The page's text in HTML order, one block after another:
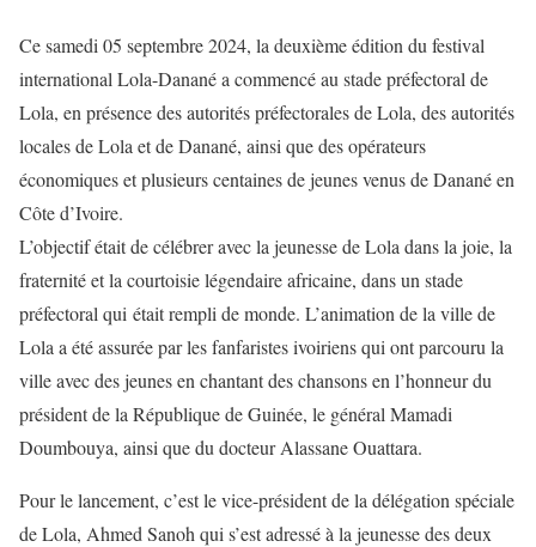
Ce samedi 05 septembre 2024, la deuxième édition du festival
international Lola-Danané a commencé au stade préfectoral de
Lola, en présence des autorités préfectorales de Lola, des autorités
locales de Lola et de Danané, ainsi que des opérateurs
économiques et plusieurs centaines de jeunes venus de Danané en
Côte d’Ivoire.
L’objectif était de célébrer avec la jeunesse de Lola dans la joie, la
fraternité et la courtoisie légendaire africaine, dans un stade
préfectoral qui était rempli de monde. L’animation de la ville de
Lola a été assurée par les fanfaristes ivoiriens qui ont parcouru la
ville avec des jeunes en chantant des chansons en l’honneur du
président de la République de Guinée, le général Mamadi
Doumbouya, ainsi que du docteur Alassane Ouattara.
Pour le lancement, c’est le vice-président de la délégation spéciale
de Lola, Ahmed Sanoh qui s’est adressé à la jeunesse des deux